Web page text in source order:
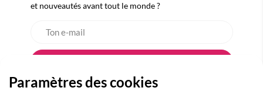
et nouveautés avant tout le monde ?
Paramètres des cookies